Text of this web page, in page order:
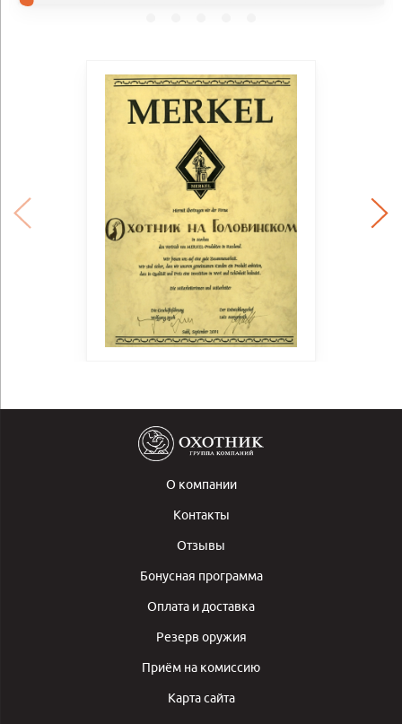
О компании
Контакты
Отзывы
Бонусная программа
Оплата и доставка
Резерв оружия
Приём на комиссию
Карта сайта